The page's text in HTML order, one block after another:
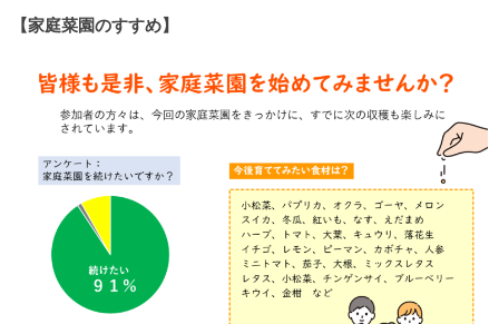
【家庭菜園のすすめ】